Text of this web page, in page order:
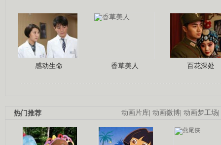
感动生命 香草美人 百花深处
动画片库| 动画微博| 动画梦工场|
热门推荐